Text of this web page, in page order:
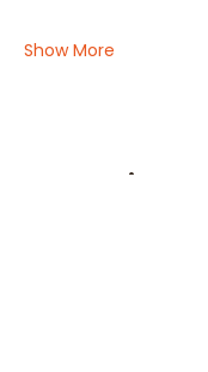
Show More
Share this event